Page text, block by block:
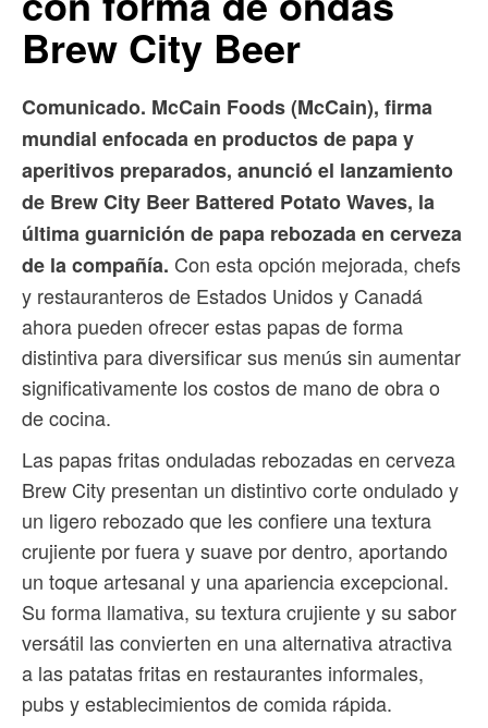
Brew City Beer
Comunicado. McCain Foods (McCain), firma
mundial enfocada en productos de papa y
aperitivos preparados, anunció el lanzamiento
de Brew City Beer Battered Potato Waves, la
última guarnición de papa rebozada en cerveza
de la compañía. Con esta opción mejorada, chefs
y restauranteros de Estados Unidos y Canadá
ahora pueden ofrecer estas papas de forma
distintiva para diversificar sus menús sin aumentar
significativamente los costos de mano de obra o
de cocina.
Las papas fritas onduladas rebozadas en cerveza
Brew City presentan un distintivo corte ondulado y
un ligero rebozado que les confiere una textura
crujiente por fuera y suave por dentro, aportando
un toque artesanal y una apariencia excepcional.
Su forma llamativa, su textura crujiente y su sabor
versátil las convierten en una alternativa atractiva
a las patatas fritas en restaurantes informales,
pubs y establecimientos de comida rápida.